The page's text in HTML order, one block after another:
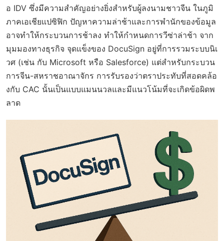
อ IDV ซึ่งมีความสำคัญอย่างยิ่งสำหรับผู้ลงนามชาวจีน ในภูมิ
ภาคเอเชียแปซิฟิก ปัญหาความล่าช้าและการพำนักของข้อมูล
อาจทำให้กระบวนการช้าลง ทำให้กำหนดการวีซ่าล่าช้า จาก
มุมมองทางธุรกิจ จุดแข็งของ DocuSign อยู่ที่การรวมระบบนิเ
วศ (เช่น กับ Microsoft หรือ Salesforce) แต่สำหรับกระบวน
การจีน-สหราชอาณาจักร การรับรองว่าตราประทับที่สอดคล้อ
งกับ CAC นั้นเป็นแบบแมนนวลและมีแนวโน้มที่จะเกิดข้อผิดพ
ลาด